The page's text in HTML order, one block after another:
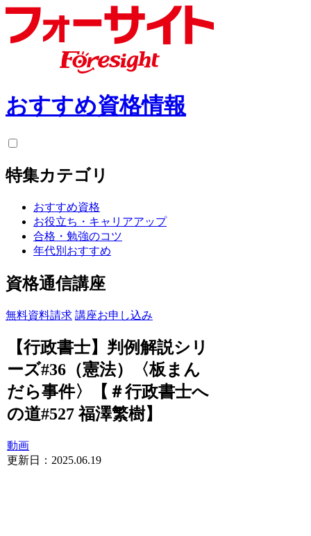
おすすめ資格情報
特集カテゴリ
おすすめ資格
お役立ち・キャリアアップ
合格・勉強のコツ
年代別おすすめ
資格通信講座
無料資料請求 講座お申し込み
【行政書士】判例解説シリ
ーズ#36（憲法）〈板まん
だら事件〉【＃行政書士へ
の道#527 福澤繁樹】
動画
更新日： 2025.06.19